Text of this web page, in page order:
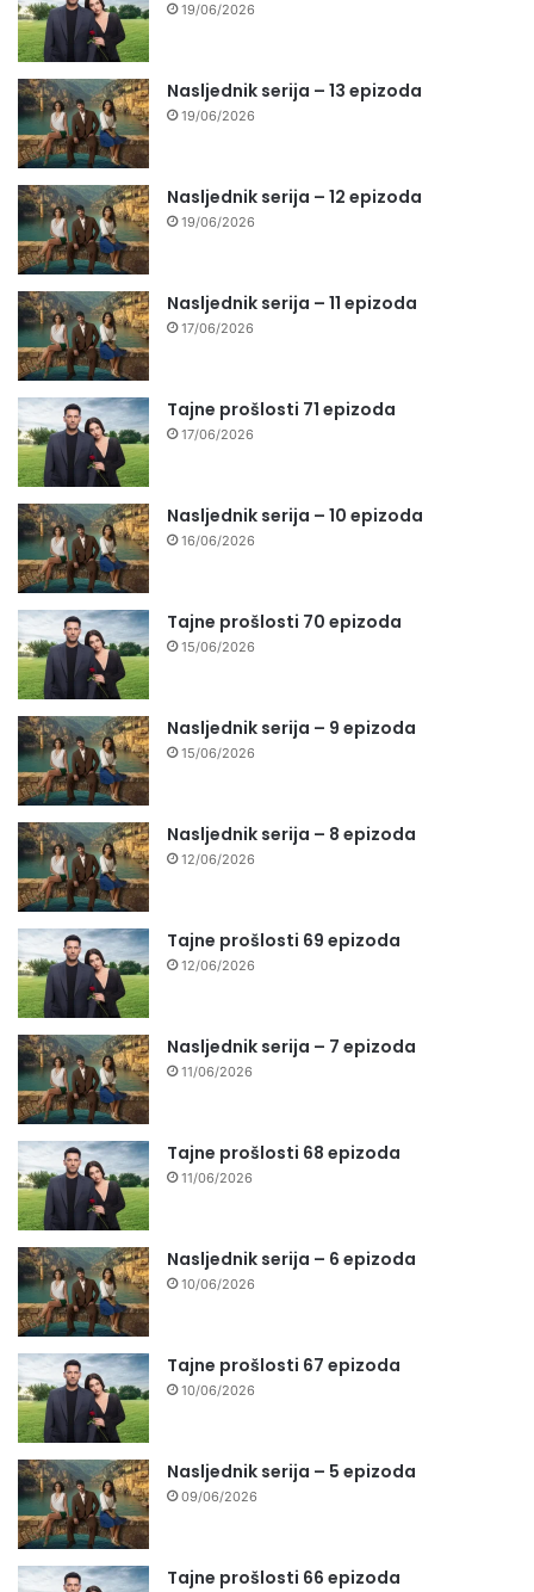
19/06/2026
Nasljednik serija – 13 epizoda
19/06/2026
Nasljednik serija – 12 epizoda
19/06/2026
Nasljednik serija – 11 epizoda
17/06/2026
Tajne prošlosti 71 epizoda
17/06/2026
Nasljednik serija – 10 epizoda
16/06/2026
Tajne prošlosti 70 epizoda
15/06/2026
Nasljednik serija – 9 epizoda
15/06/2026
Nasljednik serija – 8 epizoda
12/06/2026
Tajne prošlosti 69 epizoda
12/06/2026
Nasljednik serija – 7 epizoda
11/06/2026
Tajne prošlosti 68 epizoda
11/06/2026
Nasljednik serija – 6 epizoda
10/06/2026
Tajne prošlosti 67 epizoda
10/06/2026
Nasljednik serija – 5 epizoda
09/06/2026
Tajne prošlosti 66 epizoda